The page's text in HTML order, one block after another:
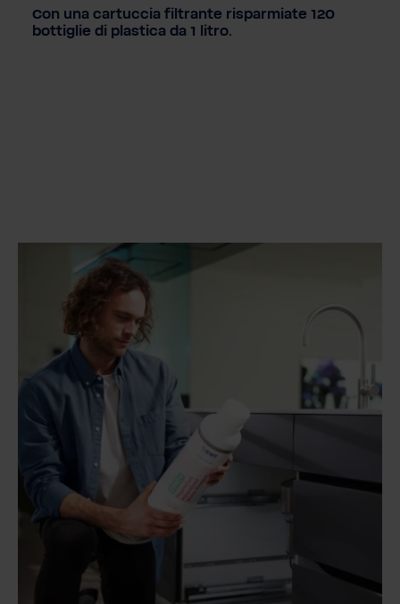
Con una cartuccia filtrante risparmiate 120
bottiglie di plastica da 1 litro.